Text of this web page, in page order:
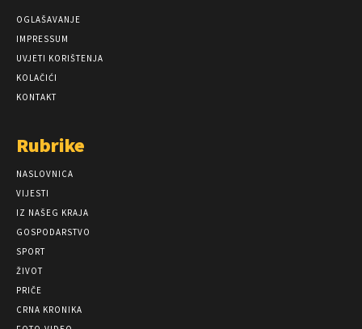
OGLAŠAVANJE
IMPRESSUM
UVJETI KORIŠTENJA
KOLAČIĆI
KONTAKT
Rubrike
NASLOVNICA
VIJESTI
IZ NAŠEG KRAJA
GOSPODARSTVO
SPORT
ŽIVOT
PRIČE
CRNA KRONIKA